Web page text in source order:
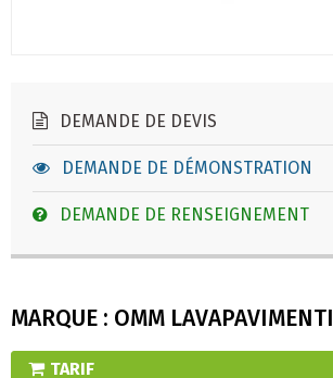
DEMANDE DE DEVIS
DEMANDE DE DÉMONSTRATION
DEMANDE DE RENSEIGNEMENT
MARQUE : OMM LAVAPAVIMENTI
TARIF